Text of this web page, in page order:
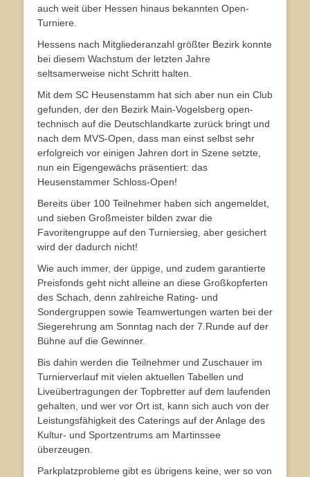
auch weit über Hessen hinaus bekannten Open-
Turniere.
Hessens nach Mitgliederanzahl größter Bezirk konnte
bei diesem Wachstum der letzten Jahre
seltsamerweise nicht Schritt halten.
Mit dem SC Heusenstamm hat sich aber nun ein Club
gefunden, der den Bezirk Main-Vogelsberg open-
technisch auf die Deutschlandkarte zurück bringt und
nach dem MVS-Open, dass man einst selbst sehr
erfolgreich vor einigen Jahren dort in Szene setzte,
nun ein Eigengewächs präsentiert: das
Heusenstammer Schloss-Open!
Bereits über 100 Teilnehmer haben sich angemeldet,
und sieben Großmeister bilden zwar die
Favoritengruppe auf den Turniersieg, aber gesichert
wird der dadurch nicht!
Wie auch immer, der üppige, und zudem garantierte
Preisfonds geht nicht alleine an diese Großkopferten
des Schach, denn zahlreiche Rating- und
Sondergruppen sowie Teamwertungen warten bei der
Siegerehrung am Sonntag nach der 7.Runde auf der
Bühne auf die Gewinner.
Bis dahin werden die Teilnehmer und Zuschauer im
Turnierverlauf mit vielen aktuellen Tabellen und
Liveübertragungen der Topbretter auf dem laufenden
gehalten, und wer vor Ort ist, kann sich auch von der
Leistungsfähigkeit des Caterings auf der Anlage des
Kultur- und Sportzentrums am Martinssee
überzeugen.
Parkplatzprobleme gibt es übrigens keine, wer so von